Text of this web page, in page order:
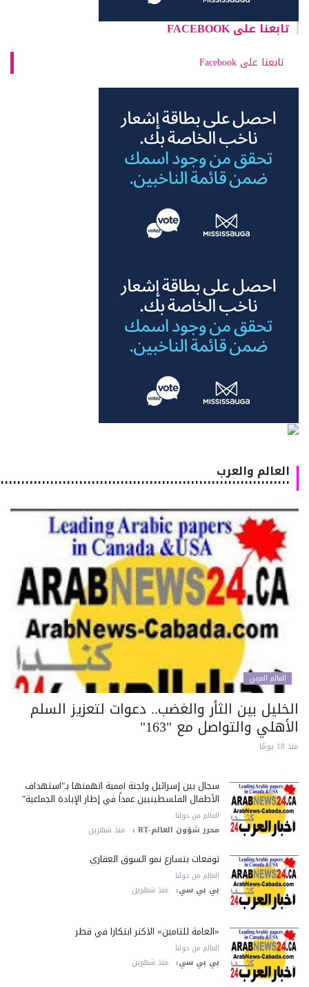
تابعنا على FACEBOOK
تابعنا على Facebook
العالم والعرب
٠٠٠٠٠٠٠٠٠٠٠٠٠٠٠٠٠٠٠٠٠٠٠٠٠٠٠٠٠٠٠٠٠٠٠٠٠٠٠٠٠٠٠٠٠٠٠٠٠٠٠٠٠٠٠٠٠٠٠٠٠٠٠٠٠٠٠٠٠٠٠
العالم العربي
بين الثأر والغضب.. دعوات لتعزيز السلم
والتواصل مع "163"
سجال بين إسرائيل ولجنة أممية اتهمتها بـ"استهداف
الأطفال الفلسطينيين عمداً في إطار الإبادة الجماعية"
العالم من حولنا
محرر شؤون العالم-RT : منذ شهرين
توقعات بتسارع نمو السوق العقاري
العالم من حولنا
بي بي سي: منذ شهرين
«العامة للتأمين» الأكثر ابتكاراً في قطر
العالم من حولنا
بي بي سي: منذ شهرين